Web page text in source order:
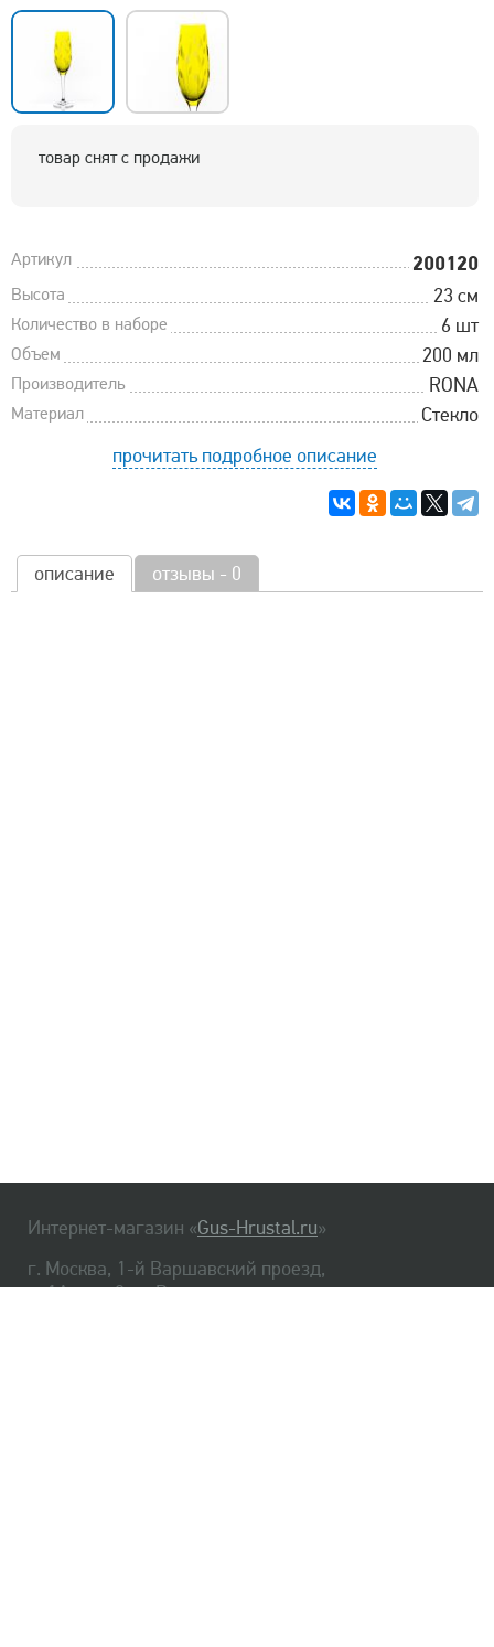
товар снят с продажи
Артикул 200120
Высота 23 см
Количество в наборе 6 шт
Объем 200 мл
Производитель RONA
Материал
Стекло
прочитать подробное описание
описание отзывы - 0
Интернет-магазин «Gus-Hrustal.ru»
г. Москва, 1-й Варшавский проезд,
д. 1А, стр. 3, м. Варшавская